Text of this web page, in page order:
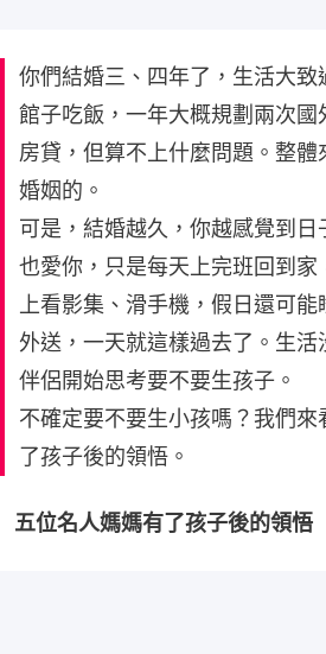
你們結婚三、四年了，生活大致
館子吃飯，一年大概規劃兩次國
房貸，但算不上什麼問題。整
婚姻的。
可是，結婚越久，你越感覺到
也愛你，只是每天上完班回到
上看影集、滑手機，假日還可
外送，一天就這樣過去了。生
伴侶開始思考要不要生孩子。
不確定要不要生小孩嗎？我們
了孩子後的領悟。
五位名人媽媽有了孩子後的領